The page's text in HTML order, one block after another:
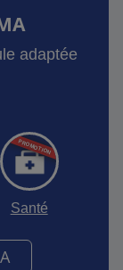
adaptée
Santé